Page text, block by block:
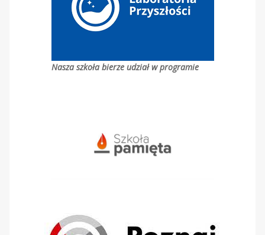
Nasza szkoła bierze udział w programie